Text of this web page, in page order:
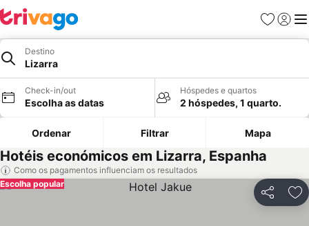
Favoritos
Iniciar
Destino
Lizarra
Check-in/out
Escolha as datas
Hóspedes e quartos
2 hóspedes, 1 quarto.
Ordenar Filtrar Mapa
Hotéis económicos em Lizarra, Espanha
Como os pagamentos influenciam os resultados
Partilhar
Escolha popular